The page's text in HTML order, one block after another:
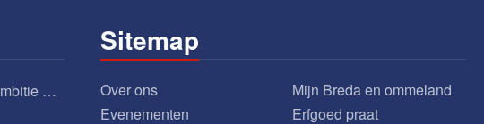
UPDATE: stand van zaken UNESCO-ambitie Begijnhof Breda
Sitemap
Over ons
Evenementen
Mijn Breda en ommeland
Erfgoed praat